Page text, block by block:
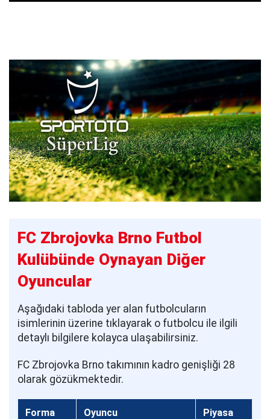
FC Zbrojovka Brno Futbol
Kulübünde Oynayan Diğer
Oyuncular
Aşağıdaki tabloda yer alan futbolcuların
isimlerinin üzerine tıklayarak o futbolcu ile ilgili
detaylı bilgilere kolayca ulaşabilirsiniz.
FC Zbrojovka Brno takımının kadro genişliği 28
olarak gözükmektedir.
Forma
Oyuncu
Piyasa